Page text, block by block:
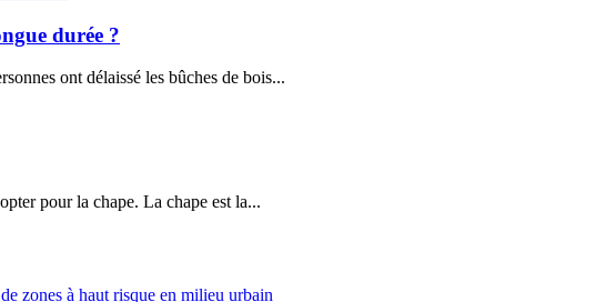
durée ?
ont délaissé les bûches de bois...
pour la chape. La chape est la...